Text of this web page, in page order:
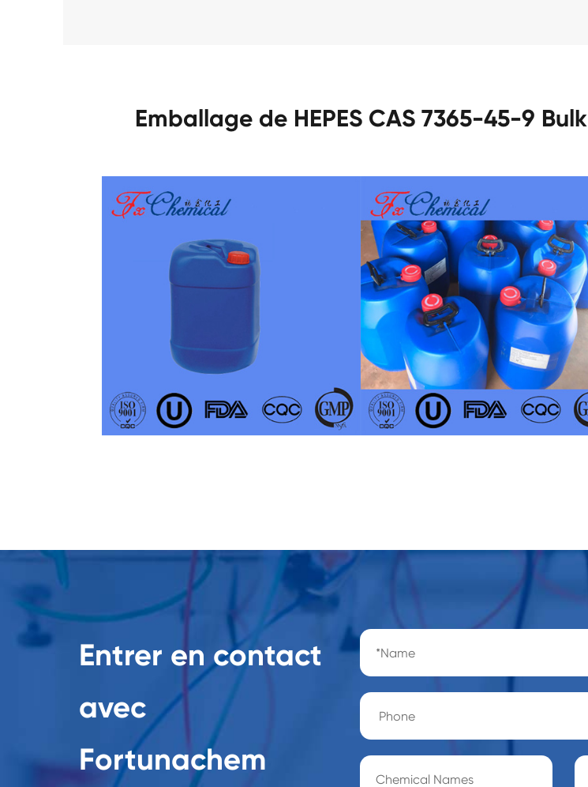
Emballage de HEPES CAS 7365-45-9 Bulk
Entrer en contact
avec
Fortunachem